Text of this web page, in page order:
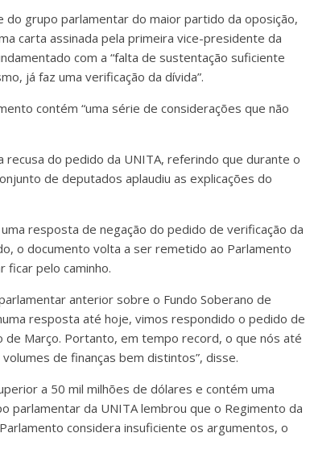
do grupo parlamentar do maior partido da oposição,
carta assinada pela primeira vice-presidente da
com a “falta de sustentação suficiente
já faz uma verificação da dívida”.
contém “uma série de considerações que não
do pedido da UNITA, referindo que durante o
de deputados aplaudiu as explicações do
resposta de negação do pedido de verificação da
o documento volta a ser remetido ao Parlamento
ficar pelo caminho.
anterior sobre o Fundo Soberano de
resposta até hoje, vimos respondido o pedido de
de Março. Portanto, em tempo record, o que nós até
de finanças bem distintos”, disse.
a 50 mil milhões de dólares e contém uma
parlamentar da UNITA lembrou que o Regimento da
considera insuficiente os argumentos, o